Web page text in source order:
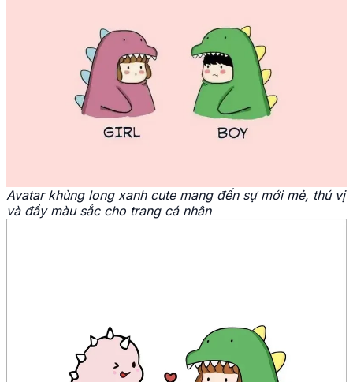
Avatar khủng long xanh cute mang đến sự mới mẻ, thú vị
và đầy màu sắc cho trang cá nhân